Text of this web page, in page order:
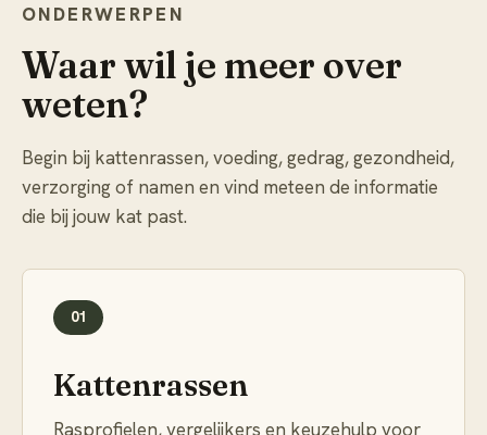
ONDERWERPEN
Waar wil je meer over
weten?
Begin bij kattenrassen, voeding, gedrag, gezondheid,
verzorging of namen en vind meteen de informatie
die bij jouw kat past.
01
Kattenrassen
Rasprofielen, vergelijkers en keuzehulp voor